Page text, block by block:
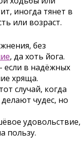
иногда тянет в
или возраст.
без
, да хоть йога.
- если в надёжных
хряща.
случай, когда
чудес, но
удовольствие,
пользу.